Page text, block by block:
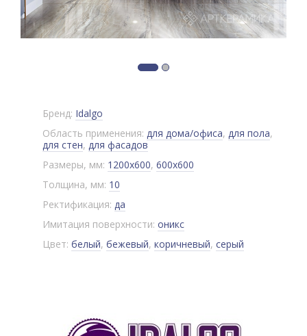
Бренд: Idalgo
Область применения: для дома/офиса, для пола,
для стен, для фасадов
Размеры, мм: 1200x600, 600x600
Толщина, мм: 10
Ректификация: да
Имитация поверхности: оникс
Цвет: белый, бежевый, коричневый, серый